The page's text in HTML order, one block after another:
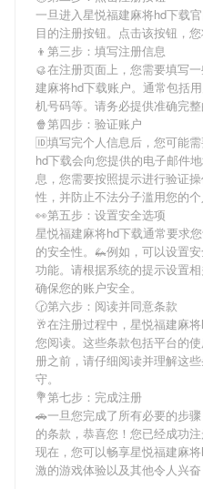
一旦进入星悦福建麻将hd下载
目的注册按钮。点击该按钮，您
👦第三步：填写注册信息
🥮在注册页面上，您需要填写
建麻将hd下载账户。通常包括
机号码等。请务必提供准确完
🍿第四步：验证账户
🆔填写完个人信息后，您可能需
hd下载会向您提供的电子邮件
息，您需要按照提示进行验证
性，并防止不法分子滥用您的个
👀第五步：设置安全选项
星悦福建麻将hd下载通常要求
的安全性。🦗例如，可以设置
功能。请根据系统的提示设置
确保您的账户安全。
🕝第六步：阅读并同意条款
🥂在注册过程中， 星悦福建麻
您阅读。这些条款包括平台的
册之前，请仔细阅读并理解这
守。
💐第七步：完成注册
🚗一旦您完成了所有必要的步
的条款，恭喜您！您已经成功
现在，您可以畅享星悦福建麻
激的游戏体验以及其他令人兴奋